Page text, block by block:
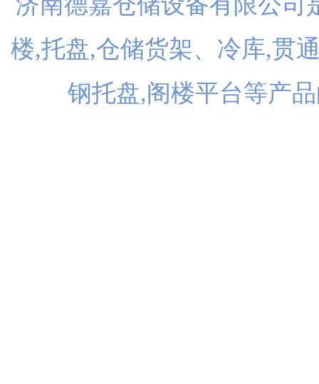
楼,托盘,仓储货架、冷库,贯
钢托盘,阁楼平台等产